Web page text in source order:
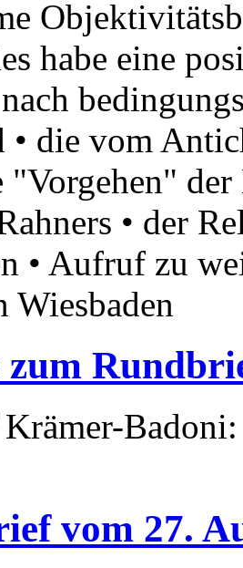
habe eine
• die vom
"Vorgehen"
• der
• Aufruf zu
Wiesbaden
zum
vom 27.